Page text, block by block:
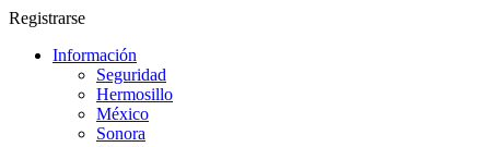
Registrarse
Información
Seguridad
Hermosillo
México
Sonora